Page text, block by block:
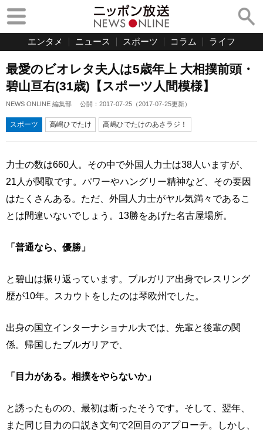
エンタメ ニュース スポーツ コラム ライフ
最愛のビオレタ夫人は5歳年上 大相撲前頭・
碧山亘右(31歳)【スポーツ人間模様】
NEWS ONLINE 編集部 公開： 2017-07-25 （2017-07-25更新）
スポーツ 高嶋ひでたけ 高嶋ひでたけのあさラジ！
力士の数は660人。その中で外国人力士は38人いますが、
21人が関取です。パワーやハングリー精神など、その要因
はたくさんある。ただ、外国人力士がヤル気満々であるこ
とは間違いないでしょう。13勝をあげた名古屋場所。
「普通なら、優勝」
と碧山は振り返っています。ブルガリア出身でレスリング
歴が10年。スカウトをしたのは琴欧州でした。
出身の国立インターナショナル大では、先輩と後輩の関
係。帰国したブルガリアで、
「目力がある。相撲をやらないか」
と誘ったものの、最初は断ったそうです。そして、翌年、
また同じ目力の口説き文句で2回目のアプローチ。しかし、